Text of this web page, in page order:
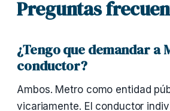
Preguntas
¿Tengo que demandar a
conductor?
Ambos. Metro como entidad
vicariamente. El conductor